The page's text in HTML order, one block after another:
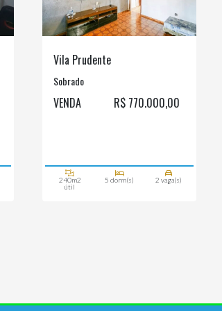
Vila Prudente
Sobrado
VENDA R$ 770.000,00
240m2
útil
5 dorm(s) 2 vaga(s)